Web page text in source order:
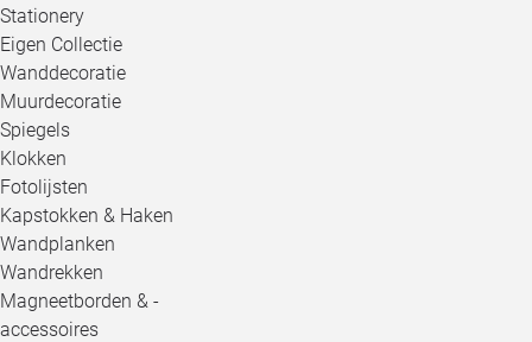
Stationery
Eigen Collectie
Wanddecoratie
Muurdecoratie
Spiegels
Klokken
Fotolijsten
Kapstokken & Haken
Wandplanken
Wandrekken
Magneetborden & -
accessoires